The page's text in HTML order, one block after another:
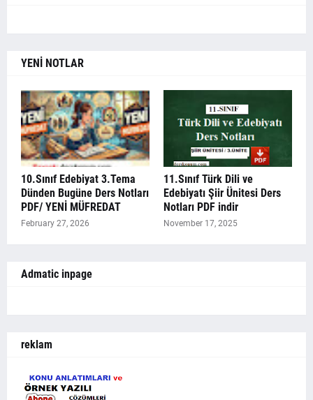
YENİ NOTLAR
10.Sınıf Edebiyat 3.Tema
Dünden Bugüne Ders Notları
PDF/ YENİ MÜFREDAT
February 27, 2026
11.Sınıf Türk Dili ve
Edebiyatı Şiir Ünitesi Ders
Notları PDF indir
November 17, 2025
Admatic inpage
reklam